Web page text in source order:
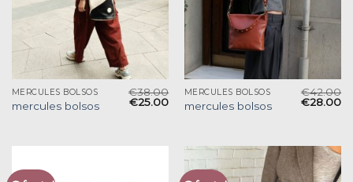
MERCULES BOLSOS
mercules bolsos
€38.00
€25.00
MERCULES BOLSOS
mercules bolsos
€42.00
€28.00